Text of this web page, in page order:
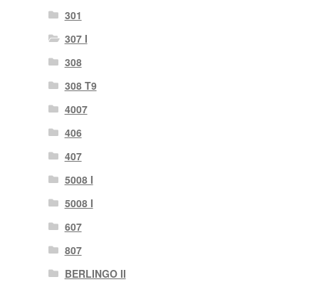
301
307 I
308
308 T9
4007
406
407
5008 I
5008 I
607
807
BERLINGO II